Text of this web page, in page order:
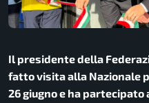
Il presidente della
fatto visita alla Nazionale
26 giugno e ha